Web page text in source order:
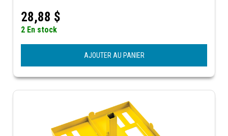
28,88 $
2 En stock
AJOUTER AU PANIER